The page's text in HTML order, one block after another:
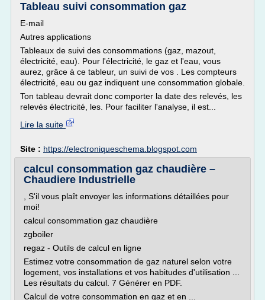
Tableau suivi consommation gaz
E-mail
Autres applications
Tableaux de suivi des consommations (gaz, mazout,
électricité, eau). Pour l'électricité, le gaz et l'eau, vous
aurez, grâce à ce tableur, un suivi de vos . Les compteurs
électricité, eau ou gaz indiquent une consommation globale.
Ton tableau devrait donc comporter la date des relevés, les
relevés électricité, les. Pour faciliter l'analyse, il est...
Lire la suite
Site : https://electroniqueschema.blogspot.com
calcul consommation gaz chaudière –
Chaudiere Industrielle
, S'il vous plaît envoyer les informations détaillées pour
moi!
calcul consommation gaz chaudière
zgboiler
regaz - Outils de calcul en ligne
Estimez votre consommation de gaz naturel selon votre
logement, vos installations et vos habitudes d'utilisation ...
Les résultats du calcul. 7 Générer en PDF.
Calcul de votre consommation en gaz et en ...